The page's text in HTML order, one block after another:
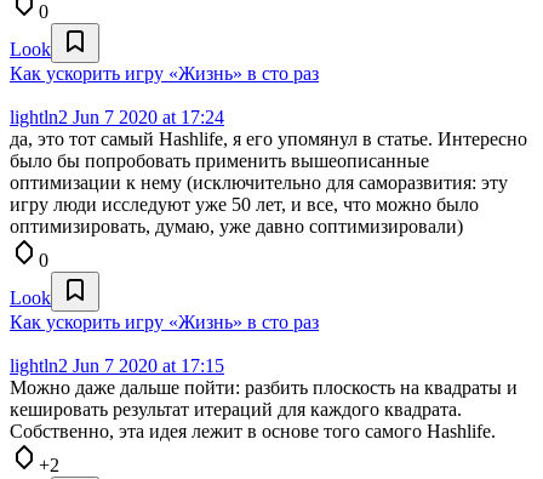
0
Look
Как ускорить игру «Жизнь» в сто раз
lightln2 Jun 7 2020 at 17:24
да, это тот самый Hashlife, я его упомянул в статье. Интересно
было бы попробовать применить вышеописанные
оптимизации к нему (исключительно для саморазвития: эту
игру люди исследуют уже 50 лет, и все, что можно было
оптимизировать, думаю, уже давно соптимизировали)
0
Look
Как ускорить игру «Жизнь» в сто раз
lightln2 Jun 7 2020 at 17:15
Можно даже дальше пойти: разбить плоскость на квадраты и
кешировать результат итераций для каждого квадрата.
Собственно, эта идея лежит в основе того самого Hashlife.
+2